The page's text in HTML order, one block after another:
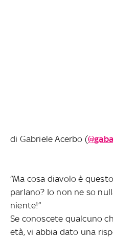
di Gabriele Acerbo (
“Ma cosa diavolo è questo
parlano? Io non ne so
niente!”
Se conoscete qualcuno
età, vi abbia dato una